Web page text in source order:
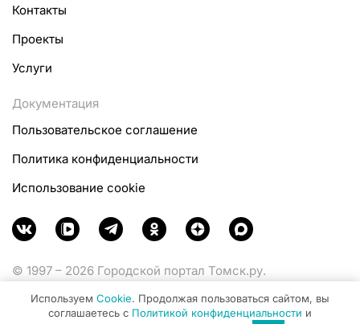
Контакты
Проекты
Услуги
Документация
Пользовательское соглашение
Политика конфиденциальности
Использование cookie
© 1997 – 2026 Городской портал Томск.ру.
Министерства цифрового развития, связи и массовых
Используем Cookie. Продолжая пользоваться сайтом, вы
соглашаетесь с Политикой конфиденциальности и